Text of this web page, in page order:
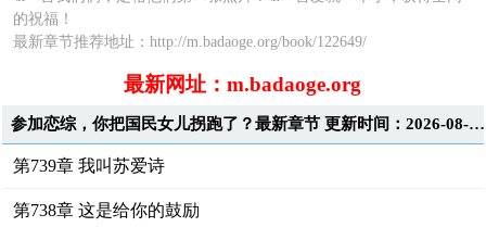
的祝福！
最新章节推荐地址：http://m.badaoge.org/book/122649/
最新网址：m.badaoge.org
参加恋综，你把国民女儿拐跑了？最新章节 更新时间：2026-08-06T00:05:29
第739章 我叫苏爱诗
第738章 这是给你的鼓励